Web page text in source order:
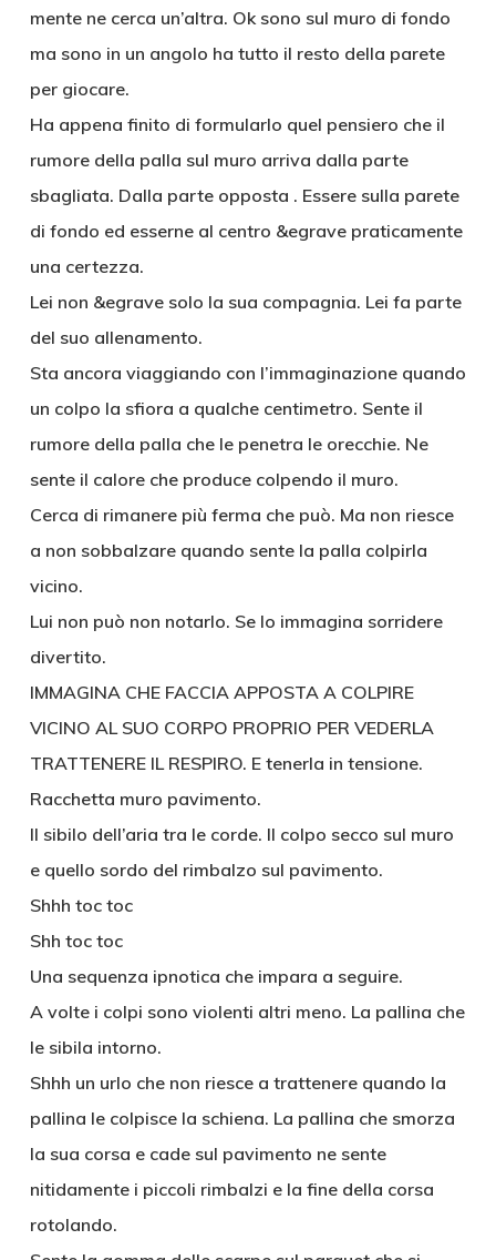
mente ne cerca un’altra. Ok sono sul muro di fondo
ma sono in un angolo ha tutto il resto della parete
per giocare.
Ha appena finito di formularlo quel pensiero che il
rumore della palla sul muro arriva dalla parte
sbagliata. Dalla parte opposta . Essere sulla parete
di fondo ed esserne al centro &egrave praticamente
una certezza.
Lei non &egrave solo la sua compagnia. Lei fa parte
del suo allenamento.
Sta ancora viaggiando con l’immaginazione quando
un colpo la sfiora a qualche centimetro. Sente il
rumore della palla che le penetra le orecchie. Ne
sente il calore che produce colpendo il muro.
Cerca di rimanere più ferma che può. Ma non riesce
a non sobbalzare quando sente la palla colpirla
vicino.
Lui non può non notarlo. Se lo immagina sorridere
divertito.
IMMAGINA CHE FACCIA APPOSTA A COLPIRE
VICINO AL SUO CORPO PROPRIO PER VEDERLA
TRATTENERE IL RESPIRO. E tenerla in tensione.
Racchetta muro pavimento.
Il sibilo dell’aria tra le corde. Il colpo secco sul muro
e quello sordo del rimbalzo sul pavimento.
Shhh toc toc
Shh toc toc
Una sequenza ipnotica che impara a seguire.
A volte i colpi sono violenti altri meno. La pallina che
le sibila intorno.
Shhh un urlo che non riesce a trattenere quando la
pallina le colpisce la schiena. La pallina che smorza
la sua corsa e cade sul pavimento ne sente
nitidamente i piccoli rimbalzi e la fine della corsa
rotolando.